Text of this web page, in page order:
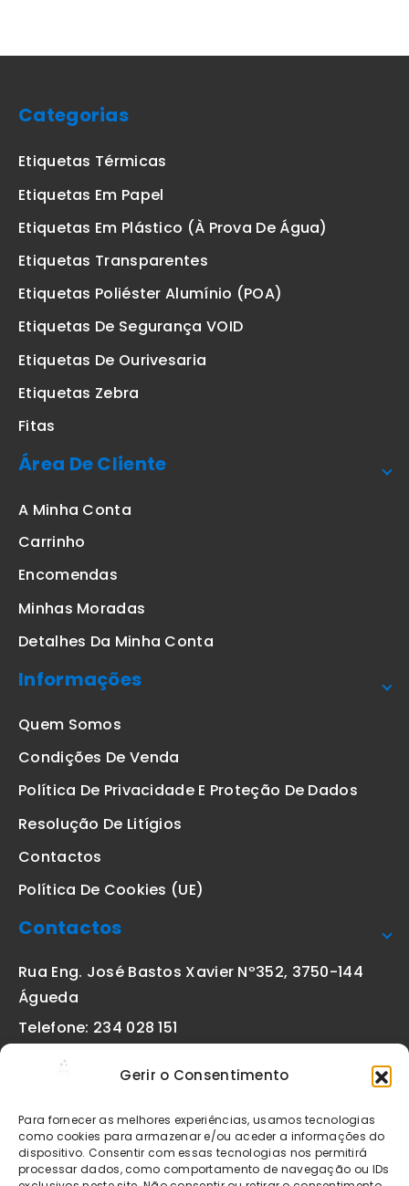
Gerir o Consentimento
Para fornecer as melhores experiências, usamos tecnologias
como cookies para armazenar e/ou aceder a informações do
dispositivo. Consentir com essas tecnologias nos permitirá
processar dados, como comportamento de navegação ou IDs
Categorias
Etiquetas Térmicas
Etiquetas Em Papel
Etiquetas Em Plástico (à Prova De Água)
Etiquetas Transparentes
Etiquetas Poliéster Alumínio (POA)
Etiquetas De Segurança VOID
Etiquetas De Ourivesaria
Etiquetas Zebra
Fitas
Área De Cliente
A Minha Conta
Carrinho
Encomendas
Minhas Moradas
Detalhes Da Minha Conta
Informações
Quem Somos
Condições De Venda
Política De Privacidade E Proteção De Dados
Resolução De Litígios
Contactos
Política De Cookies (UE)
Contactos
Rua Eng. José Bastos Xavier Nº352, 3750-144
Águeda
Telefone: 234 028 151
geral@etiquetas-online.pt
Os preços indicados incluem IVA à taxa legal em vigor. Todos